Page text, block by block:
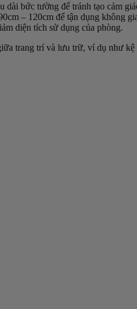
bức tường để tránh tạo cảm
– 120cm để tận dụng không
diện tích sử dụng của phòng.
trang trí và lưu trữ, ví dụ như